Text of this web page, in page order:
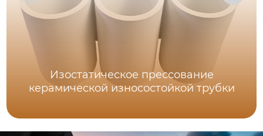
Изостатическое прессование
керамической износостойкой трубки